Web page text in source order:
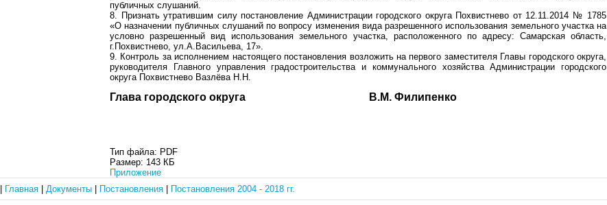
публичных слушаний.
8. Признать утратившим силу постановление Администрации городского округа Похвистнево от 12.11.2014 № 1785
«О назначении публичных слушаний по вопросу изменения вида разрешенного использования земельного участка на
условно разрешенный вид использования земельного участка, расположенного по адресу: Самарская область,
г.Похвистнево, ул.А.Васильева, 17».
9. Контроль за исполнением настоящего постановления возложить на первого заместителя Главы городского округа,
руководителя Главного управления градостроительства и коммунального хозяйства Администрации городского
округа Похвистнево Вазлёва Н.Н.
Глава городского округа В.М. Филипенко
Тип файла: PDF
Размер: 143 КБ
Приложение
Главная Документы Постановления Постановления 2004 - 2018 гг.